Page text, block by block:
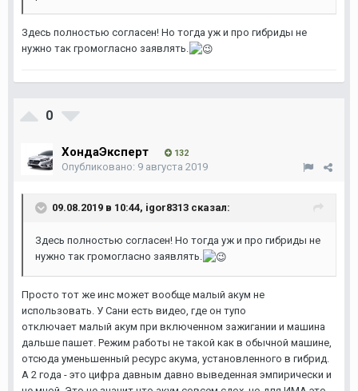
Здесь полностью согласен! Но тогда уж и про гибриды не
нужно так громогласно заявлять.
0
ХондаЭксперт 132
Опубликовано: 9 августа 2019
09.08.2019 в 10:44, igor8313 сказал:
Здесь полностью согласен! Но тогда уж и про гибриды не
нужно так громогласно заявлять.
Просто тот же инс может вообще малый акум не
использовать. У Сани есть видео, где он тупо
отключает малый акум при включенном зажигании и машина
дальше пашет. Режим работы не такой как в обычной машине,
отсюда уменьшенный ресурс акума, установленного в гибрид.
А 2 года - это цифра давным давно выведенная эмпирически и